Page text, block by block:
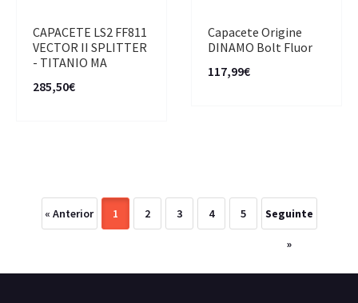
CAPACETE LS2 FF811
VECTOR II SPLITTER
- TITANIO MA
285,50€
Capacete Origine
DINAMO Bolt Fluor
117,99€
« Anterior 1 2 3 4 5 Seguinte
»